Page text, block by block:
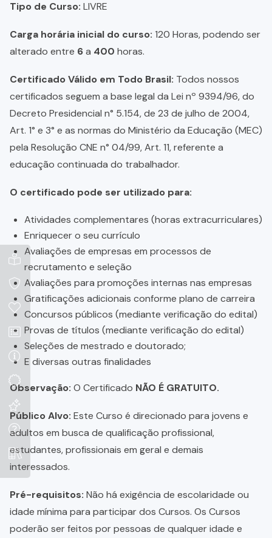
Tipo de Curso: LIVRE
Carga horária inicial do curso: 120 Horas, podendo ser
alterado entre 6a 400 horas.
Certificado Válido em Todo Brasil: Todos nossos
certificados seguem a base legal da Lei nº 9394/96, do
Decreto Presidencial n° 5.154, de 23 de julho de 2004,
Art. 1° e 3° e as normas do Ministério da Educação (MEC)
pela Resolução CNE n° 04/99, Art. 11, referente a
educação continuada do trabalhador.
O certificado pode ser utilizado para:
Atividades complementares (horas extracurriculares)
Enriquecer o seu currículo
Avaliações de empresas em processos de
recrutamento e seleção
Avaliações para promoções internas nas empresas
Gratificações adicionais conforme plano de carreira
Concursos públicos (mediante verificação do edital)
Provas de títulos (mediante verificação do edital)
Seleções de mestrado e doutorado;
E diversas outras finalidades
Observação: O Certificado NÃO É GRATUITO.
Público Alvo: Este Curso é direcionado para jovens e
adultos em busca de qualificação profissional,
estudantes, profissionais em geral e demais
interessados.
Pré-requisitos: Não há exigência de escolaridade ou
idade mínima para participar dos Cursos. Os Cursos
poderão ser feitos por pessoas de qualquer idade e